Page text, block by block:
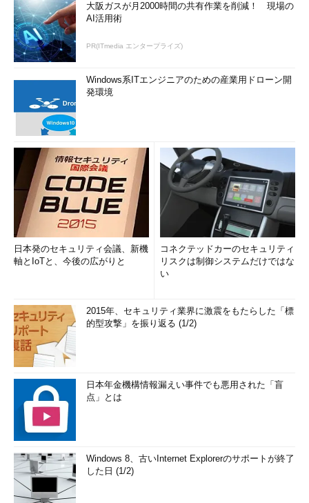
大阪ガスが月2000時間の共有作業を削減！ 現場の
AI活用術
PR(ITmedia エンタープライズ)
Windows系ITエンジニアのための産業用ドローン開
発環境
日本発のセキュリティ会議、新機
軸とIoTと、今後の広がりと
コネクテッドカーのセキュリティ
リスクは制御システムだけではな
い
2015年、セキュリティ業界に激震をもたらした「標
的型攻撃」を振り返る (1/2)
日本年金機構情報漏えい事件でも悪用された「盲
点」とは
Windows 8、古いInternet Explorerのサポートが終了
した日 (1/2)